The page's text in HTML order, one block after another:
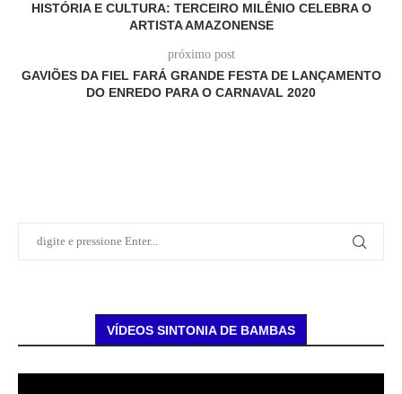
HISTÓRIA E CULTURA: TERCEIRO MILÊNIO CELEBRA O
ARTISTA AMAZONENSE
próximo post
GAVIÕES DA FIEL FARÁ GRANDE FESTA DE LANÇAMENTO
DO ENREDO PARA O CARNAVAL 2020
VÍDEOS SINTONIA DE BAMBAS